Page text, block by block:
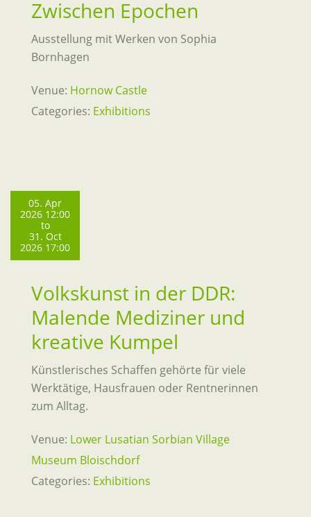
Zwischen Epochen
Ausstellung mit Werken von Sophia
Bornhagen
Venue: Hornow Castle
Categories: Exhibitions
05. Apr
2026 12:00
to
31. Oct
2026 17:00
Volkskunst in der DDR:
Malende Mediziner und
kreative Kumpel
Künstlerisches Schaffen gehörte für viele
Werktätige, Hausfrauen oder Rentnerinnen
zum Alltag.
Venue: Lower Lusatian Sorbian Village
Museum Bloischdorf
Categories: Exhibitions